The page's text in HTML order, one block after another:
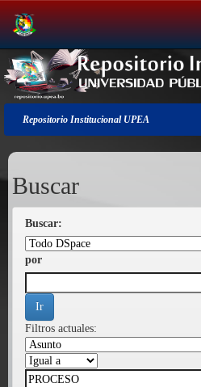
Salir
de
la
navegación
Repositorio Institucional UPEA
Buscar
Buscar:
por
Filtros actuales: